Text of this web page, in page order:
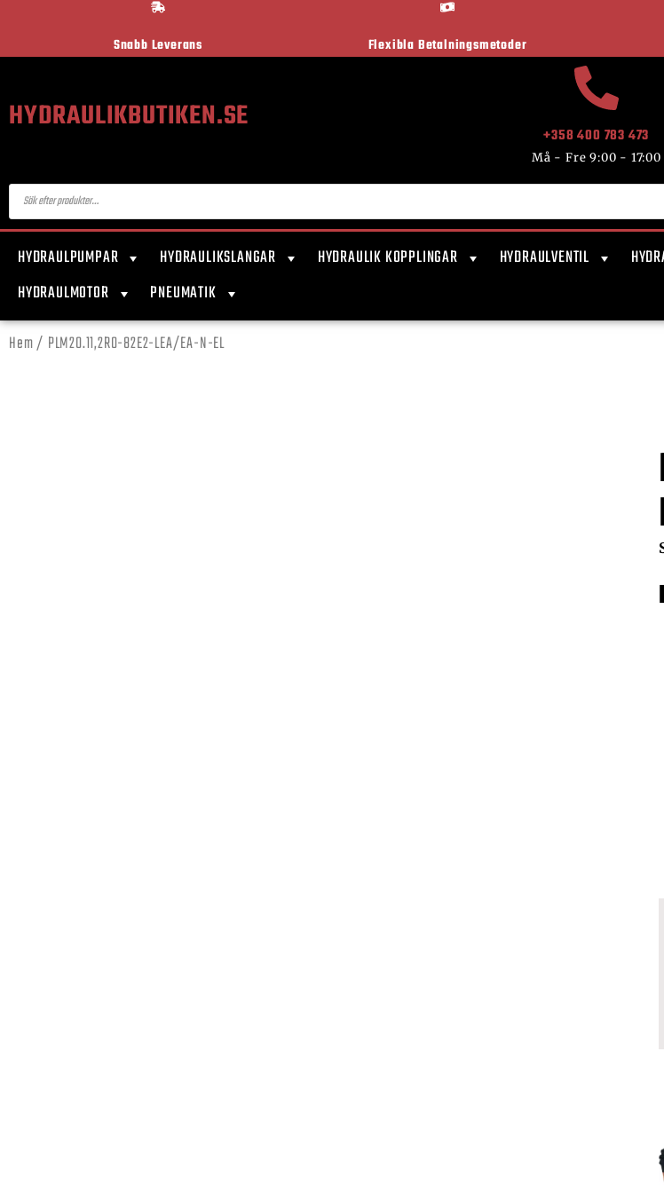
Snabb Leverans Flexibla Betalningsmetoder
HYDRAULIKBUTIKEN.SE +358 400 783 473
Må - Fre 9:00 - 17:00
HYDRAULPUMPAR HYDRAULIKSLANGAR HYDRAULIK KOPPLINGAR HYDRAULVENTIL
HYDRAULMOTOR
PNEUMATIK
Hem/ PLM20.11,2R0-82E2-LEA/EA-N-EL